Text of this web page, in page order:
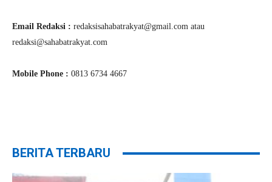
Email Redaksi : redaksisahabatrakyat@gmail.com atau
redaksi@sahabatrakyat.com
Mobile Phone : 0813 6734 4667
BERITA TERBARU